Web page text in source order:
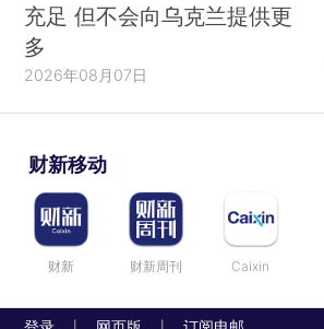
充足 但不会向乌克兰提供更
多
2026年08月07日
财新移动
财新 财新周刊 Caixin